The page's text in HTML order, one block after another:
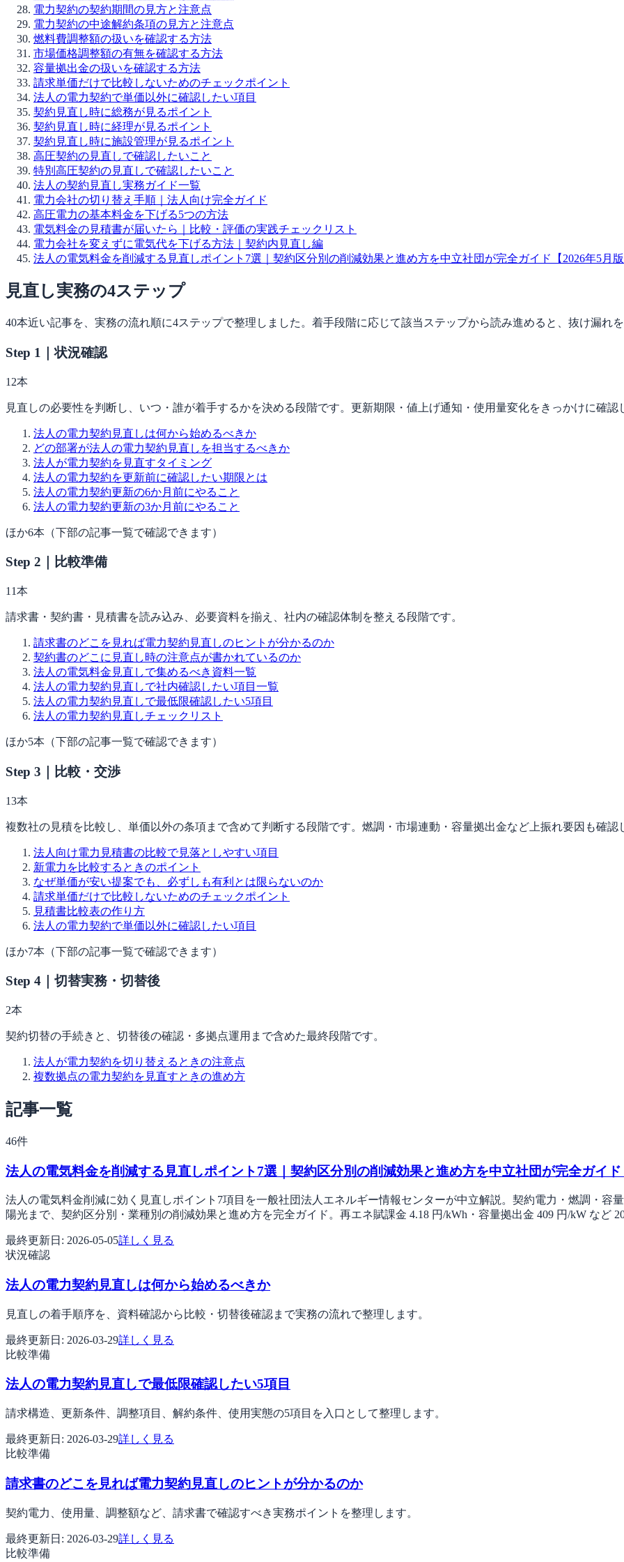
電力契約の契約期間の見方と注意点
電力契約の中途解約条項の見方と注意点
燃料費調整額の扱いを確認する方法
市場価格調整額の有無を確認する方法
容量拠出金の扱いを確認する方法
請求単価だけで比較しないためのチェックポイント
法人の電力契約で単価以外に確認したい項目
契約見直し時に総務が見るポイント
契約見直し時に経理が見るポイント
契約見直し時に施設管理が見るポイント
高圧契約の見直しで確認したいこと
特別高圧契約の見直しで確認したいこと
法人の契約見直し実務ガイド一覧
電力会社の切り替え手順｜法人向け完全ガイド
高圧電力の基本料金を下げる5つの方法
電気料金の見積書が届いたら｜比較・評価の実践チェックリスト
電力会社を変えずに電気代を下げる方法｜契約内見直し編
法人の電気料金を削減する見直しポイント7選｜契約区分別の削減効果と進め方を中立社団が完全ガイド【2026年5月
見直し実務の4ステップ
40本近い記事を、実務の流れ順に4ステップで整理しました。着手段階に応じて該当ステップから読み進めると、抜け漏れ
Step 1｜状況確認
12本
見直しの必要性を判断し、いつ・誰が着手するかを決める段階です。更新期限・値上げ通知・使用量変化をきっかけに確認
法人の電力契約見直しは何から始めるべきか
どの部署が法人の電力契約見直しを担当するべきか
法人が電力契約を見直すタイミング
法人の電力契約を更新前に確認したい期限とは
法人の電力契約更新の6か月前にやること
法人の電力契約更新の3か月前にやること
ほか6本（下部の記事一覧で確認できます）
Step 2｜比較準備
11本
請求書・契約書・見積書を読み込み、必要資料を揃え、社内の確認体制を整える段階です。
請求書のどこを見れば電力契約見直しのヒントが分かるのか
契約書のどこに見直し時の注意点が書かれているのか
法人の電気料金見直しで集めるべき資料一覧
法人の電力契約見直しで社内確認したい項目一覧
法人の電力契約見直しで最低限確認したい5項目
法人の電力契約見直しチェックリスト
ほか5本（下部の記事一覧で確認できます）
Step 3｜比較・交渉
13本
複数社の見積を比較し、単価以外の条項まで含めて判断する段階です。燃調・市場連動・容量拠出金など上振れ要因も確認
法人向け電力見積書の比較で見落としやすい項目
新電力を比較するときのポイント
なぜ単価が安い提案でも、必ずしも有利とは限らないのか
請求単価だけで比較しないためのチェックポイント
見積書比較表の作り方
法人の電力契約で単価以外に確認したい項目
ほか7本（下部の記事一覧で確認できます）
Step 4｜切替実務・切替後
2本
契約切替の手続きと、切替後の確認・多拠点運用まで含めた最終段階です。
法人が電力契約を切り替えるときの注意点
複数拠点の電力契約を見直すときの進め方
記事一覧
46件
法人の電気料金を削減する見直しポイント7選｜契約区分別の削減効果と進め方を中立社団が完全ガイ
法人の電気料金削減に効く見直しポイント7項目を一般社団法人エネルギー情報センターが中立解説。契約電力・燃調・容
陽光まで、契約区分別・業種別の削減効果と進め方を完全ガイド。再エネ賦課金 4.18 円/kWh・容量拠出金 409 円/kW など
最終更新日: 2026-05-05詳しく見る
状況確認
法人の電力契約見直しは何から始めるべきか
見直しの着手順序を、資料確認から比較・切替後確認まで実務の流れで整理します。
最終更新日: 2026-03-29詳しく見る
比較準備
法人の電力契約見直しで最低限確認したい5項目
請求構造、更新条件、調整項目、解約条件、使用実態の5項目を入口として整理します。
最終更新日: 2026-03-29詳しく見る
比較準備
請求書のどこを見れば電力契約見直しのヒントが分かるのか
契約電力、使用量、調整額など、請求書で確認すべき実務ポイントを整理します。
最終更新日: 2026-03-29詳しく見る
比較準備